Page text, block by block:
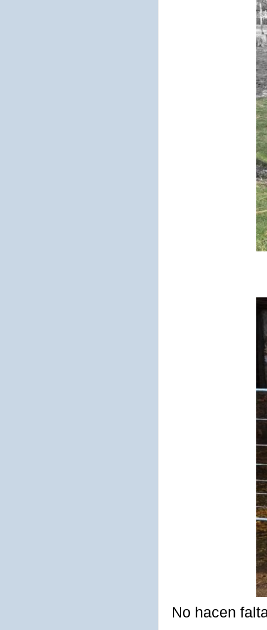
No hacen